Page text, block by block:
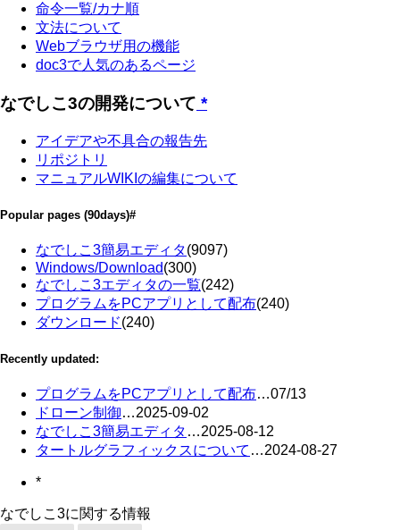
命令一覧/カナ順
文法について
Webブラウザ用の機能
doc3で人気のあるページ
なでしこ3の開発について *
アイデアや不具合の報告先
リポジトリ
マニュアルWIKIの編集について
Popular pages (90days)#
なでしこ3簡易エディタ(9097)
Windows/Download(300)
なでしこ3エディタの一覧(242)
プログラムをPCアプリとして配布(240)
ダウンロード(240)
Recently updated:
プログラムをPCアプリとして配布…07/13
ドローン制御…2025-09-02
なでしこ3簡易エディタ …2025-08-12
タートルグラフィックスについて …2024-08-27
*
なでしこ3に関する情報